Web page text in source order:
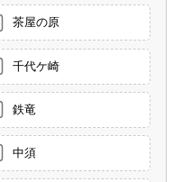
茶屋の原
千代ケ崎
鉄竜
中須